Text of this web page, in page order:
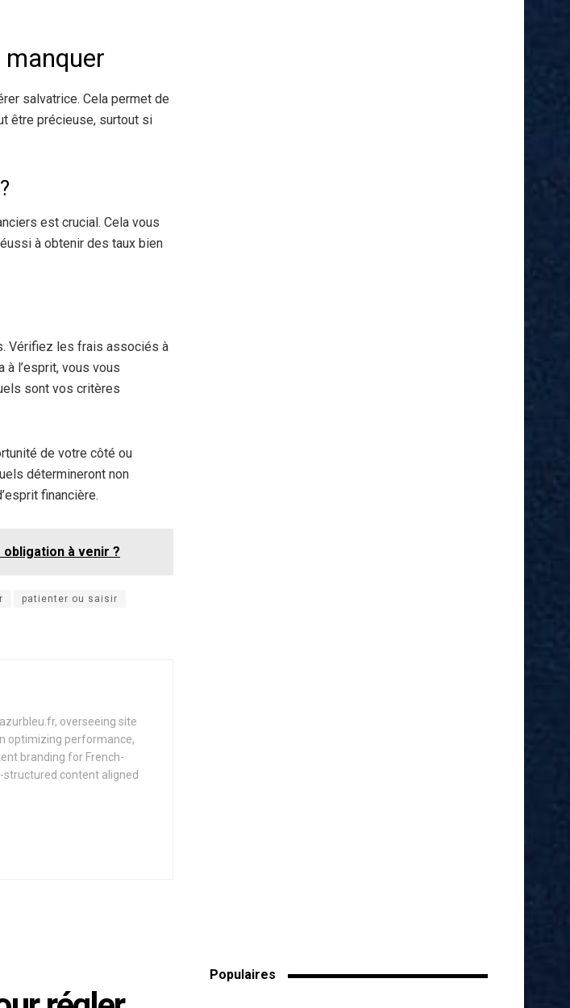
salvatrice. Cela permet de
être précieuse, surtout si
est crucial. Cela vous
à obtenir des taux bien
Vérifiez les frais associés à
à l’esprit, vous vous
sont vos critères
de votre côté ou
détermineront non
financière.
à venir ?
patienter ou saisir
overseeing site
optimizing performance,
branding for French-
structured content aligned
Populaires